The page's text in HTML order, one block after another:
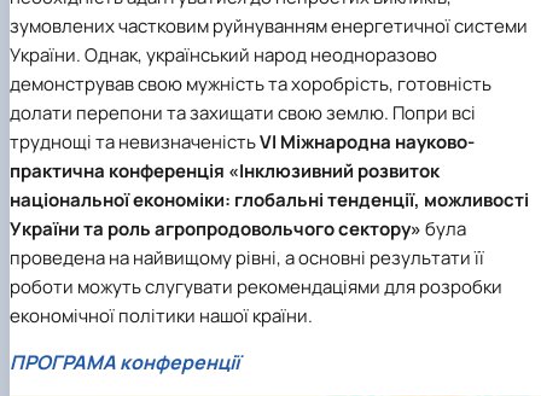
зумовлених частковим руйнуванням енергетичної системи
України. Однак, український народ неодноразово
демонстрував свою мужність та хоробрість, готовність
долати перепони та захищати свою землю. Попри всі
труднощі та невизначеністьVI Міжнародна науково-
практична конференція «Інклюзивний розвиток
національної економіки: глобальні тенденції, можливості
України та роль агропродовольчого сектору»була
проведена на найвищому рівні, а основні результати її
роботи можуть слугувати рекомендаціями для розробки
економічної політики нашої країни.
ПРОГРАМА конференції